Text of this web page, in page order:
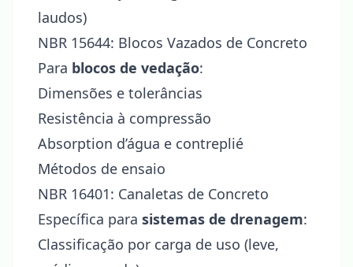
laudos)
NBR 15644: Blocos Vazados de Concreto
Para blocos de vedação:
Dimensões e tolerâncias
Resistência à compressão
Absorption d’água e contreplié
Métodos de ensaio
NBR 16401: Canaletas de Concreto
Específica para sistemas de drenagem:
Classificação por carga de uso (leve,